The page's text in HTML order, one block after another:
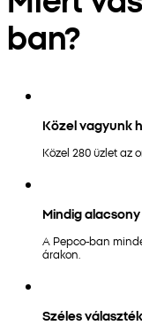
ban?
Közel vagyunk
Közel 280 üzlet az
Mindig
A Pepco-ban
árakon.
Széles választék